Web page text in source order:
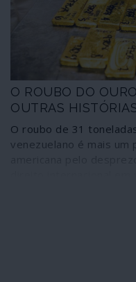
qual o governo de
destaque.
O ROUBO DO
OUTRAS
O roubo de 31
venezuelano é mais um